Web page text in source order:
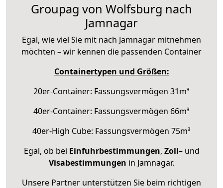
Groupag von Wolfsburg nach
Jamnagar
Egal, wie viel Sie mit nach Jamnagar mitnehmen
möchten – wir kennen die passenden Container
Containertypen und Größen:
20er-Container: Fassungsvermögen 31m³
40er-Container: Fassungsvermögen 66m³
40er-High Cube: Fassungsvermögen 75m³
Egal, ob bei Einfuhrbestimmungen, Zoll– und
Visabestimmungen in Jamnagar.
Unsere Partner unterstützen Sie beim richtigen